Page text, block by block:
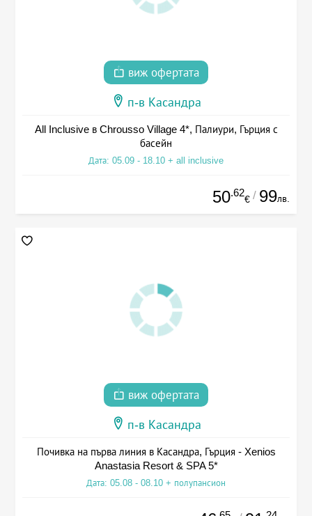
виж офертата
п-в Касандра
All Inclusive в Chrousso Village 4*, Палиури, Гърция с
басейн
Дата: 05.09 - 18.10 + all inclusive
50.62
€ / 99лв.
виж офертата
п-в Касандра
Почивка на първа линия в Касандра, Гърция - Xenios
Anastasia Resort & SPA 5*
Дата: 05.08 - 08.10 + полупансион